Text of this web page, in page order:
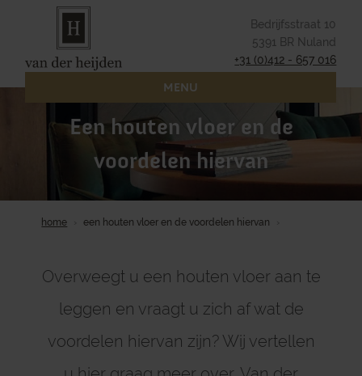
Bedrijfsstraat 10
5391 BR Nuland
+31 (0)412 - 657 016
MENU
Een houten vloer en de
voordelen hiervan
home een houten vloer en de voordelen hiervan
Overweegt u een houten vloer aan te
leggen en vraagt u zich af wat de
voordelen hiervan zijn? Wij vertellen